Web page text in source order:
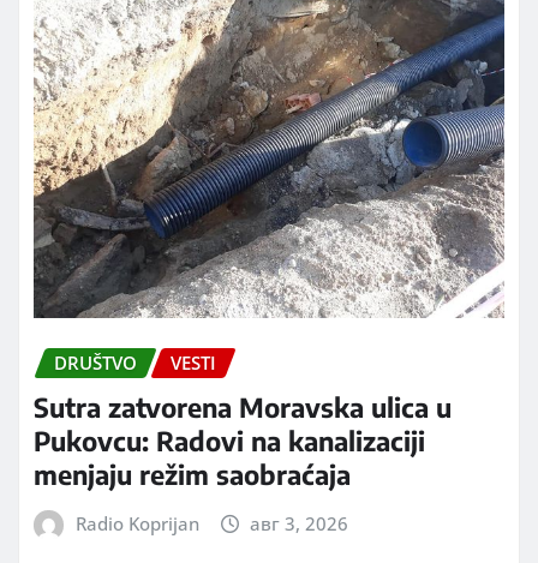
DRUŠTVO VESTI
Sutra zatvorena Moravska ulica u
Pukovcu: Radovi na kanalizaciji
menjaju režim saobraćaja
Radio Koprijan авг 3, 2026